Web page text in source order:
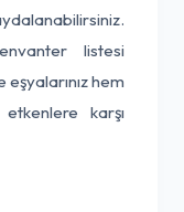
listesi
hem
karşı